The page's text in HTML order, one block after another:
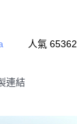
人氣 65362
連結